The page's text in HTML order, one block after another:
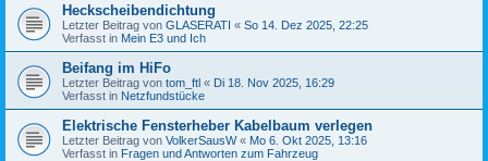
Heckscheibendichtung
Letzter Beitrag von GLASERATI « So 14. Dez 2025, 22:25
Verfasst in Mein E3 und Ich
Beifang im HiFo
Letzter Beitrag von tom_ftl « Di 18. Nov 2025, 16:29
Verfasst in Netzfundstücke
Elektrische Fensterheber Kabelbaum verlegen
Letzter Beitrag von VolkerSausW« Mo 6. Okt 2025, 13:16
Verfasst in Fragen und Antworten zum Fahrzeug